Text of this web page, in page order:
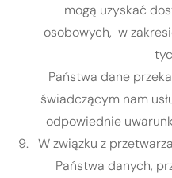
mogą uzyskać
osobowych, w
Państwa dane
świadczącym nam
odpowiednie
W związku z
Państwa danych,